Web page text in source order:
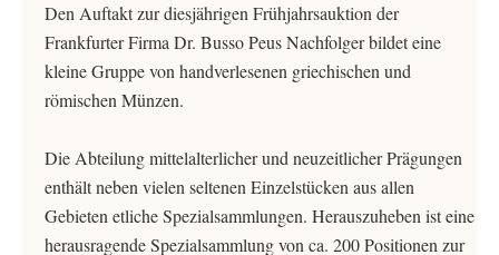
Den Auftakt zur diesjährigen Frühjahrsauktion der
Frankfurter Firma Dr. Busso Peus Nachfolger bildet eine
kleine Gruppe von handverlesenen griechischen und
römischen Münzen.
Die Abteilung mittelalterlicher und neuzeitlicher Prägungen
enthält neben vielen seltenen Einzelstücken aus allen
Gebieten etliche Spezialsammlungen. Herauszuheben ist eine
herausragende Spezialsammlung von ca. 200 Positionen zur